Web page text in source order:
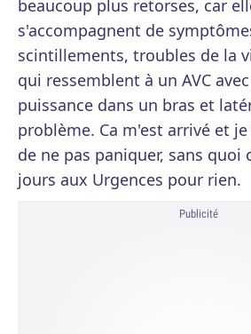
beaucoup plus retorses, car
s'accompagnent de
scintillements, troubles de la
qui ressemblent à un AVC
puissance dans un bras et
problème. Ca m'est arrivé et
de ne pas paniquer, sans quoi
jours aux Urgences pour rien.
Publicité